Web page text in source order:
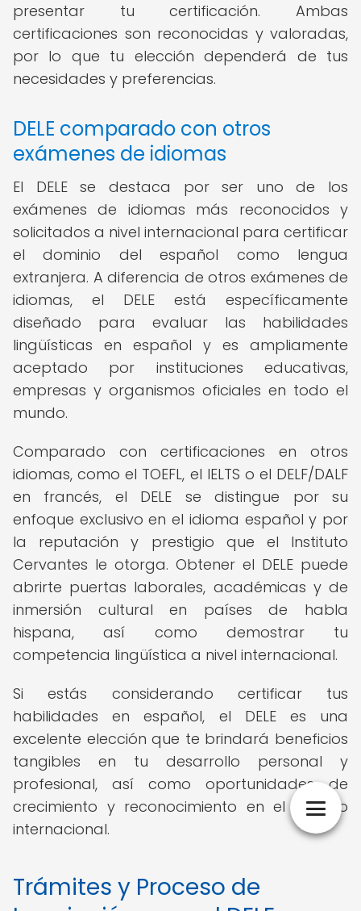
presentar tu certificación. Ambas
certificaciones son reconocidas y valoradas,
por lo que tu elección dependerá de tus
necesidades y preferencias.
DELE comparado con otros
exámenes de idiomas
El DELE se destaca por ser uno de los
exámenes de idiomas más reconocidos y
solicitados a nivel internacional para certificar
el dominio del español como lengua
extranjera. A diferencia de otros exámenes de
idiomas, el DELE está específicamente
diseñado para evaluar las habilidades
lingüísticas en español y es ampliamente
aceptado por instituciones educativas,
empresas y organismos oficiales en todo el
mundo.
Comparado con certificaciones en otros
idiomas, como el TOEFL, el IELTS o el DELF/DALF
en francés, el DELE se distingue por su
enfoque exclusivo en el idioma español y por
la reputación y prestigio que el Instituto
Cervantes le otorga. Obtener el DELE puede
abrirte puertas laborales, académicas y de
inmersión cultural en países de habla
hispana, así como demostrar tu
competencia lingüística a nivel internacional.
Si estás considerando certificar tus
habilidades en español, el DELE es una
excelente elección que te brindará beneficios
tangibles en tu desarrollo personal y
profesional, así como oportunidades de
crecimiento y reconocimiento en el ámbito
internacional.
Trámites y Proceso de